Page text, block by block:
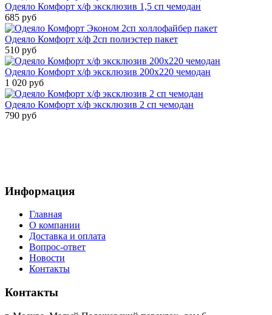
Одеяло Комфорт х/ф эксклюзив 1,5 сп чемодан
685 руб
Одеяло Комфорт х/ф 2сп полиэстер пакет
510 руб
Одеяло Комфорт х/ф эксклюзив 200х220 чемодан
1 020 руб
Одеяло Комфорт х/ф эксклюзив 2 сп чемодан
790 руб
Информация
Главная
О компании
Доставка и оплата
Вопрос-ответ
Новости
Контакты
Контакты